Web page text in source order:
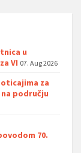
u
VI 07. Aug 2026
za
području
70.